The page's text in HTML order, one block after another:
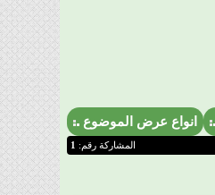
انواع عرض الموضوع
المشاركة رقم: 1